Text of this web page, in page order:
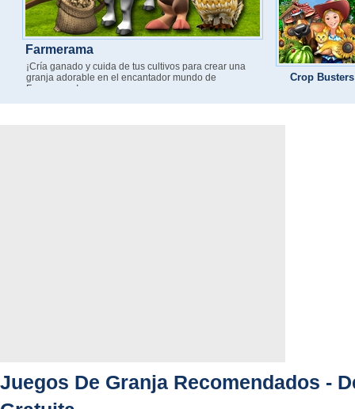
Farmerama
¡Cría ganado y cuida de tus cultivos para crear una
granja adorable en el encantador mundo de
Farmerama!
Crop Busters
Juegos De Granja Recomendados -